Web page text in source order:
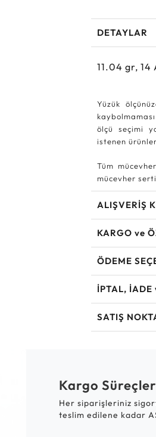
DETAYLAR
11.04gr,14
Yüzük
ölçü seçimi
istenen
Tüm
mücevher
ALIŞVERİŞ
KARGO ve
ÖDEME
İPTAL, İADE
SATIŞ
Kargo
Her siparişleriniz
teslim edilene kadar